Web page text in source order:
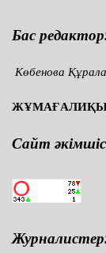
Бас
Көбенова
Сайт